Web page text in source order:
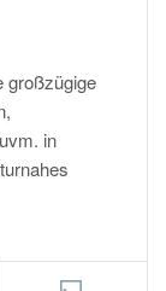
großzügige
in